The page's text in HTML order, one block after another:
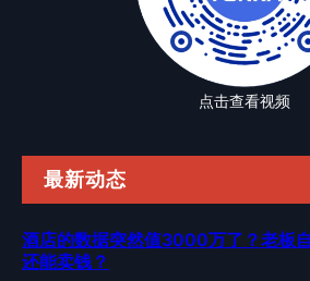
点击查看视频
最新动态
酒店的数据突然值3000万了？老板
还能卖钱？